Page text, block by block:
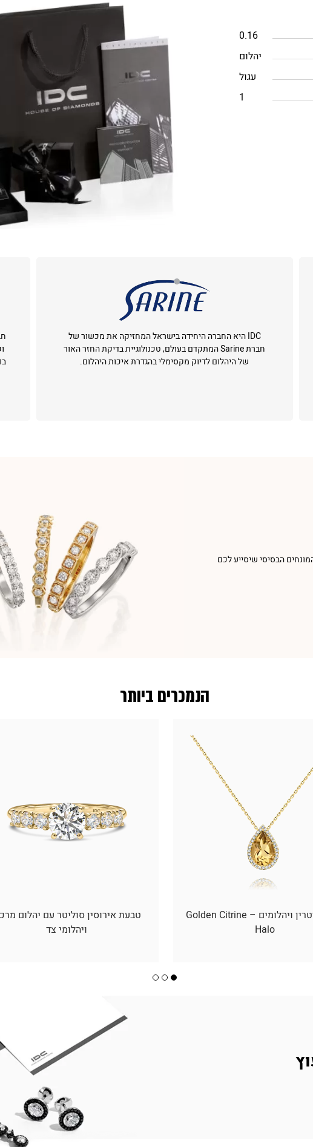
0.16
יהלום
עגול
1
IDC היא החברה היחידה בישראל המחזיקה את מכשור של
חברת Sarine המתקדם בעולם, טכנולוגיית בדיקת החזר האור
של היהלום לדיוק מקסימלי בהגדרת איכות היהלום.
הבסיסי שיסייע לכם
הנמכרים ביותר
תליון סיטרין ויהלומים – Golden Citrine
Halo
טבעת אירוסין סוליטר עם יהלום
ויהלומי צד